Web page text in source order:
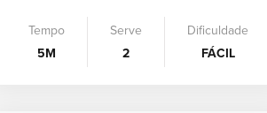
Tempo
5M
Serve
2
Dificuldade
FÁCIL